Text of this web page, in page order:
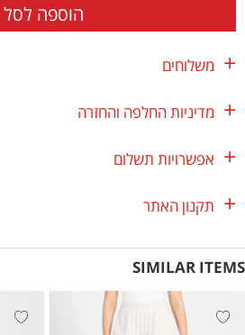
הוספה לסל
משלוחים
מדיניות החלפה והחזרה
אפשרויות תשלום
תקנון האתר
SIMILAR ITEMS